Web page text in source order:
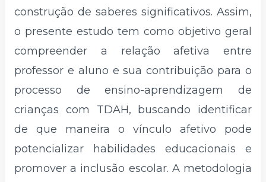
construção de saberes significativos. Assim,
o presente estudo tem como objetivo geral
compreender a relação afetiva entre
professor e aluno e sua contribuição para o
processo de ensino-aprendizagem de
crianças com TDAH, buscando identificar
de que maneira o vínculo afetivo pode
potencializar habilidades educacionais e
promover a inclusão escolar. A metodologia